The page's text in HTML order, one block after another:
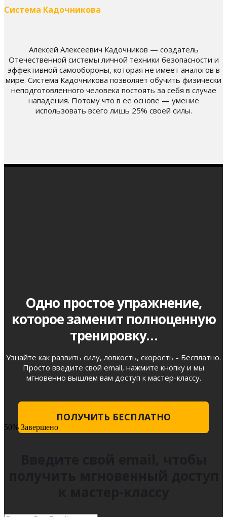
Система Кадочникова
Алексей Алексеевич Кадочников — создатель
Отечественной системы личной техники безопасности и
эффективной самообороны, которая не имеет аналогов в
мире. Система Кадочникова позволяет обучить физически
неподготовленного человека постоять за себя в случае
нападения. Потому что в ее основе — умение
использовать всего лишь 25% своей силы.
Одно простое упражнение,
которое заменит полноценную
тренировку…
Узнайте как развить силу, ловкость, скорость - Бесплатно.
Просто введите свой email, нажмите кнопку и мы
мгновенно вышлем вам доступ к мастер-классу.
ПОЛУЧИТЬ БЕСПЛАТНО
50% Завершено